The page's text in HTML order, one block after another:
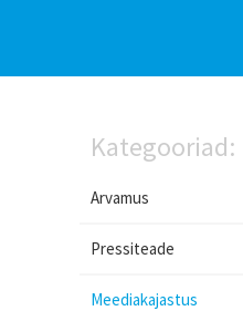
Kategooriad:
Arvamus
Pressiteade
Meediakajastus